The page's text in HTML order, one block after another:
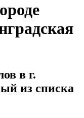
в г.
из списка